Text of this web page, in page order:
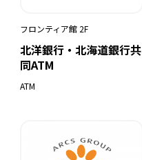
フロンティア館 2F
北洋銀行・北海道銀行共
同ATM
ATM